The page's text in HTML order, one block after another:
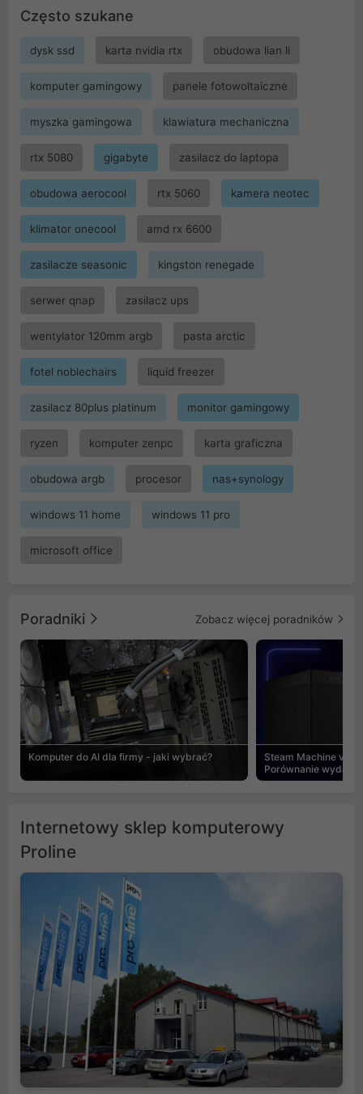
Często szukane
dysk ssd karta nvidia rtx obudowa lian li
komputer gamingowy panele fotowoltaiczne
myszka gamingowa klawiatura mechaniczna
rtx 5080 gigabyte zasilacz do laptopa
obudowa aerocool rtx 5060 kamera neotec
klimator onecool amd rx 6600
zasilacze seasonic kingston renegade
serwer qnap zasilacz ups
wentylator 120mm argb pasta arctic
fotel noblechairs liquid freezer
zasilacz 80plus platinum monitor gamingowy
ryzen komputer zenpc karta graficzna
obudowa argb procesor nas+synology
windows 11 home windows 11 pro
microsoft office
Poradniki Zobacz więcej poradników
Komputer do AI dla firmy - jaki wybrać?
Steam Machine vs
Porównanie
Internetowy sklep komputerowy
Proline